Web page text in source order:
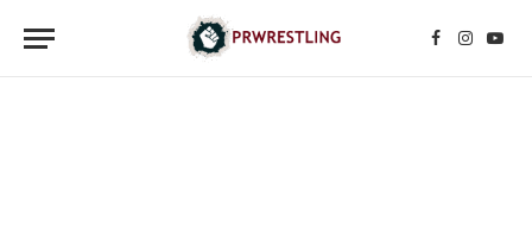
Facebook